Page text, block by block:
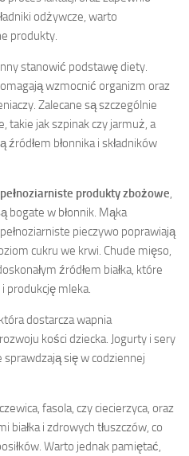
odżywcze, warto
produkty.
stanowić podstawę diety.
wzmocnić organizm oraz
Zalecane są szczególnie
takie jak szpinak czy jarmuż, a
błonnika i składników
pełnoziarniste produkty zbożowe,
bogate w błonnik. Mąka
pieczywo poprawiają
cukru we krwi. Chude mięso,
źródłem białka, które
produkcję mleka.
dostarcza wapnia
kości dziecka. Jogurty i sery
się w codziennej
fasola, czy ciecierzyca, oraz
białka i zdrowych tłuszczów, co
Warto jednak pamiętać,